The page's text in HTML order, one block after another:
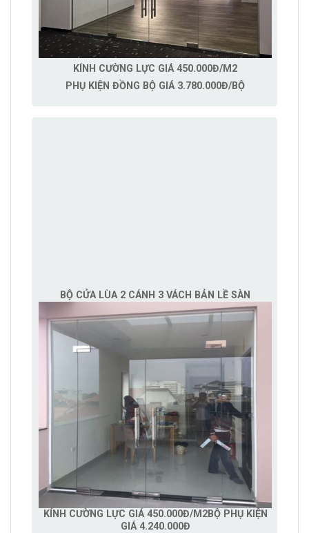
KÍNH CƯỜNG LỰC GIÁ 450.000Đ/M2
PHỤ KIỆN ĐỒNG BỘ GIÁ 3.780.000Đ/BỘ
BỘ CỬA LÙA 2 CÁNH 3 VÁCH BẢN LỀ SÀN
KÍNH CƯỜNG LỰC GIÁ 450.000Đ/M2BỘ PHỤ KIỆN
GIÁ 4.240.000Đ